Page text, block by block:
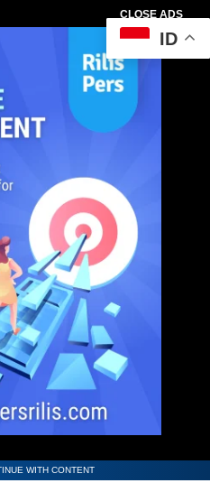
CLOSE ADS
WITH CONTENT
ID